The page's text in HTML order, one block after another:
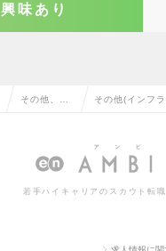
興味あり
その他、コ
ト系
その他(インフ
情報一覧
若手ハイキャリアのスカウト転職